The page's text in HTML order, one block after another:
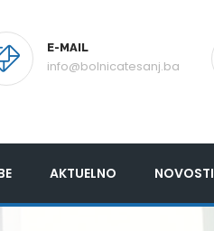
E-MAIL
info@bolnicatesanj.ba
AKTUELNO NOVOSTI